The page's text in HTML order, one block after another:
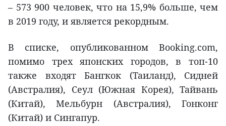
– 573 900 человек, что на 15,9% больше, чем
в 2019 году, и является рекордным.
В списке, опубликованном Booking.com,
помимо трех японских городов, в топ-10
также входят Бангкок (Таиланд), Сидней
(Австралия), Сеул (Южная Корея), Тайвань
(Китай), Мельбурн (Австралия), Гонконг
(Китай) и Сингапур.